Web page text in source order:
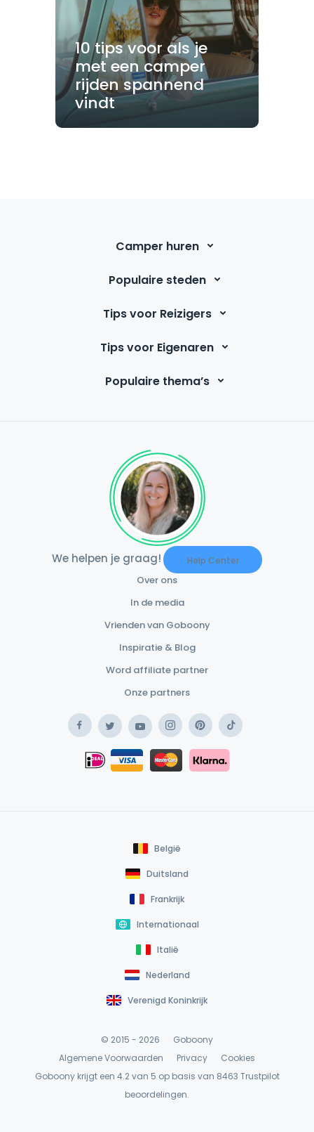
10 tips voor als je
met een camper
rijden spannend
vindt
Camper huren
Populaire steden
Tips voor Reizigers
Tips voor Eigenaren
Populaire thema’s
We helpen je graag! Help Center
Over ons
In de media
Vrienden van Goboony
Inspiratie & Blog
Word affiliate partner
Onze partners
FacebookTwitterYouTubeInstagramPinterestTikTok
iDEAL
Safe Payment Card
Safe Payment Klarna
België
Duitsland
Frankrijk
Internationaal
Italië
Nederland
Verenigd Koninkrijk
© 2015 - 2026
Goboony
Algemene Voorwaarden
Privacy
Cookies
Goboony krijgt een 4.2 van 5 op basis van 8463 Trustpilot
beoordelingen.